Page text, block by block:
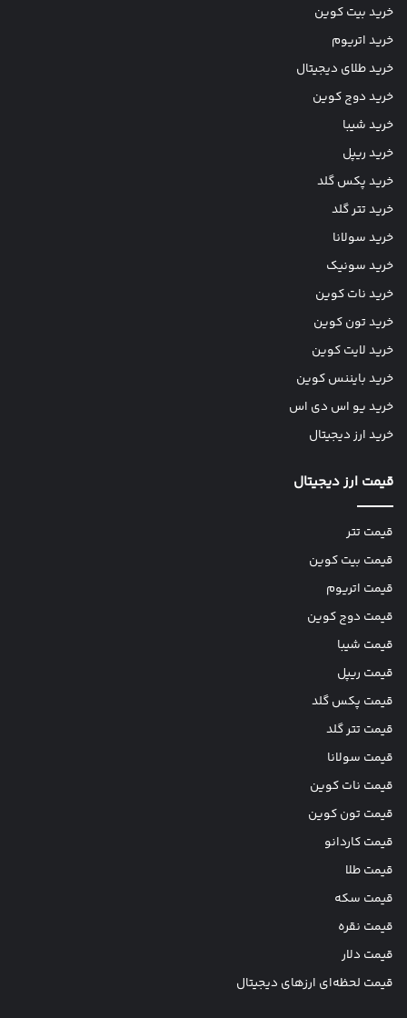
خرید بیت کوین
خرید اتریوم
خرید طلای دیجیتال
خرید دوج کوین
خرید شیبا
خرید ریپل
خرید پکس گلد
خرید تتر گلد
خرید سولانا
خرید سونیک
خرید نات کوین
خرید تون کوین
خرید لایت کوین
خرید بایننس کوین
خرید یو اس دی اس
خرید ارز دیجیتال
قیمت ارز دیجیتال
قیمت تتر
قیمت بیت کوین
قیمت اتریوم
قیمت دوج کوین
قیمت شیبا
قیمت ریپل
قیمت پکس گلد
قیمت تتر گلد
قیمت سولانا
قیمت نات کوین
قیمت تون کوین
قیمت کاردانو
قیمت طلا
قیمت سکه
قیمت نقره
قیمت دلار
قیمت لحظه‌ای ارزهای دیجیتال